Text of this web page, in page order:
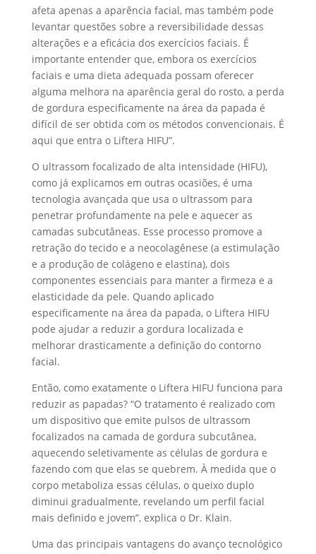
afeta apenas a aparência facial, mas também pode
levantar questões sobre a reversibilidade dessas
alterações e a eficácia dos exercícios faciais. É
importante entender que, embora os exercícios
faciais e uma dieta adequada possam oferecer
alguma melhora na aparência geral do rosto, a perda
de gordura especificamente na área da papada é
difícil de ser obtida com os métodos convencionais. É
aqui que entra o Liftera HIFU”.
O ultrassom focalizado de alta intensidade (HIFU),
como já explicamos em outras ocasiões, é uma
tecnologia avançada que usa o ultrassom para
penetrar profundamente na pele e aquecer as
camadas subcutâneas. Esse processo promove a
retração do tecido e a neocolagênese (a estimulação
e a produção de colágeno e elastina), dois
componentes essenciais para manter a firmeza e a
elasticidade da pele. Quando aplicado
especificamente na área da papada, o Liftera HIFU
pode ajudar a reduzir a gordura localizada e
melhorar drasticamente a definição do contorno
facial.
Então, como exatamente o Liftera HIFU funciona para
reduzir as papadas? “O tratamento é realizado com
um dispositivo que emite pulsos de ultrassom
focalizados na camada de gordura subcutânea,
aquecendo seletivamente as células de gordura e
fazendo com que elas se quebrem. À medida que o
corpo metaboliza essas células, o queixo duplo
diminui gradualmente, revelando um perfil facial
mais definido e jovem”, explica o Dr. Klain.
Uma das principais vantagens do avanço tecnológico